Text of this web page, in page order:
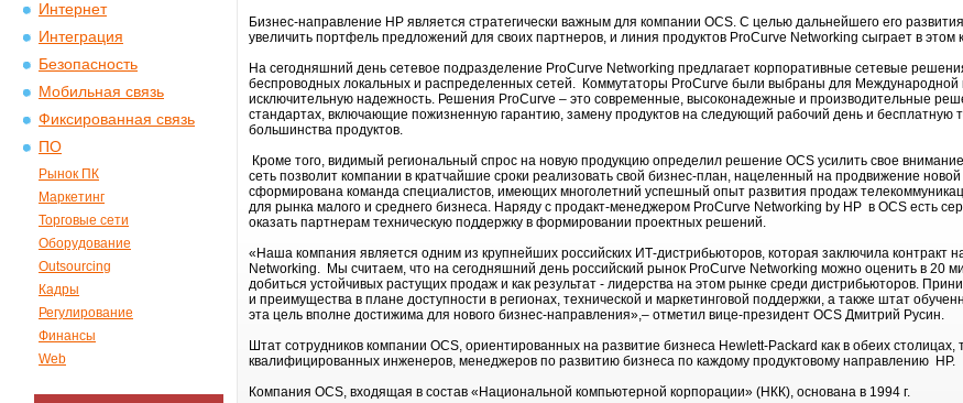
Интернет
Интеграция
Безопасность
Мобильная связь
Фиксированная связь
ПО
Рынок ПК
Маркетинг
Торговые сети
Оборудование
Outsourcing
Кадры
Регулирование
Финансы
Web
Бизнес-направление HP является стратегически важным для компании OCS. С целью дальнейшего его
увеличить портфель предложений для своих партнеров, и линия продуктов ProCurve Networking сыграет в этом
На сегодняшний день сетевое подразделение ProCurve Networking предлагает корпоративные сетевые
беспроводных локальных и распределенных сетей. Коммутаторы ProCurve были выбраны для Международной
исключительную надежность. Решения ProCurve – это современные, высоконадежные и производительные
стандартах, включающие пожизненную гарантию, замену продуктов на следующий рабочий день и бесплатную
большинства продуктов.
Кроме того, видимый региональный спрос на новую продукцию определил решение OCS усилить свое
сеть позволит компании в кратчайшие сроки реализовать свой бизнес-план, нацеленный на продвижение
сформирована команда специалистов, имеющих многолетний успешный опыт развития продаж
для рынка малого и среднего бизнеса. Наряду с продакт-менеджером ProCurve Networking by HP в OCS есть
оказать партнерам техническую поддержку в формировании проектных решений.
«Наша компания является одним из крупнейших российских ИТ-дистрибьюторов, которая заключила контракт
Networking. Мы считаем, что на сегодняшний день российский рынок ProCurve Networking можно оценить в
добиться устойчивых растущих продаж и как результат - лидерства на этом рынке среди дистрибьюторов.
и преимущества в плане доступности в регионах, технической и маркетинговой поддержки, а также штат
эта цель вполне достижима для нового бизнес-направления»,– отметил вице-президент OCS Дмитрий Русин.
Штат сотрудников компании OCS, ориентированных на развитие бизнеса Hewlett-Packard как в обеих столицах,
квалифицированных инженеров, менеджеров по развитию бизнеса по каждому продуктовому направлению HP.
Компания OCS, входящая в состав «Национальной компьютерной корпорации» (НКК), основана в 1994 г.